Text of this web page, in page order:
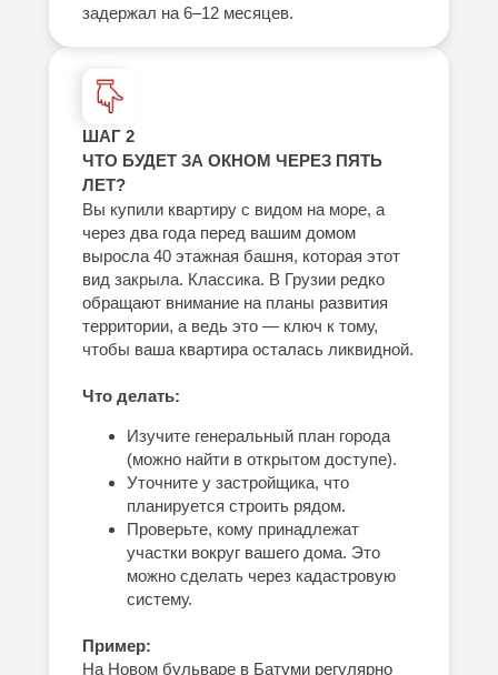
задержал на 6–12 месяцев.
ШАГ 2
ЧТО БУДЕТ ЗА ОКНОМ ЧЕРЕЗ ПЯТЬ
ЛЕТ?
Вы купили квартиру с видом на море, а
через два года перед вашим домом
выросла 40 этажная башня, которая этот
вид закрыла. Классика. В Грузии редко
обращают внимание на планы развития
территории, а ведь это — ключ к тому,
чтобы ваша квартира осталась ликвидной.
Что делать:
Изучите генеральный план города
(можно найти в открытом доступе).
Уточните у застройщика, что
планируется строить рядом.
Проверьте, кому принадлежат
участки вокруг вашего дома. Это
можно сделать через кадастровую
систему.
Пример:
На Новом бульваре в Батуми регулярно